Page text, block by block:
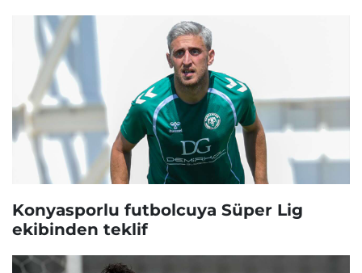
Konyasporlu futbolcuya Süper Lig
ekibinden teklif